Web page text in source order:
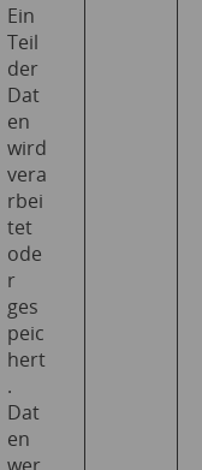
Ein
Teil
der
Dat
en
wird
vera
rbei
tet
ode
r
ges
peic
hert
.
Dat
en